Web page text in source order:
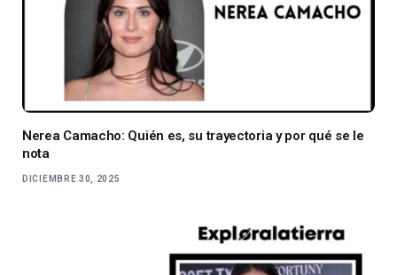
Nerea Camacho: Quién es, su trayectoria y por qué se le
nota
DICIEMBRE 30, 2025